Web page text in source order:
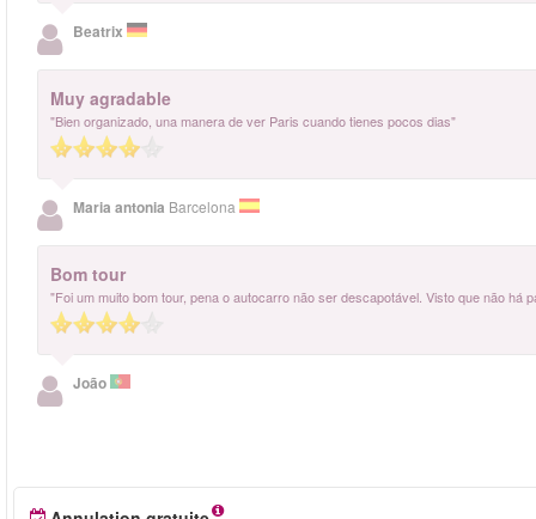
Beatrix
Muy agradable
"Bien organizado, una manera de ver Paris cuando tienes pocos dias"
Maria antonia Barcelona
Bom tour
"Foi um muito bom tour, pena o autocarro não ser descapotável. Visto que não há
João